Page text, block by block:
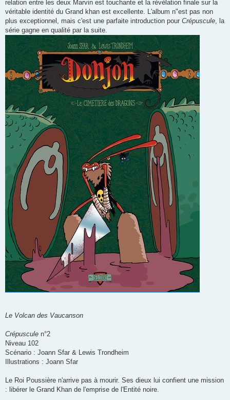
relation entre les deux Marvin est touchante et la révélation finale sur la
véritable identité du Grand khan est excellente. L'album n"est pas non
plus exceptionnel, mais c'est une parfaite introduction pour Crépuscule , la
série gagne en qualité par la suite.
Le Volcan des Vaucanson
Crépuscule n°2
Niveau 102
Scénario : Joann Sfar & Lewis Trondheim
Illustrations : Joann Sfar
Le Roi Poussière n'arrive pas à mourir. Ses dieux lui confient une mission
: libérer le Grand Khan de l'emprise de l'Entité noire.